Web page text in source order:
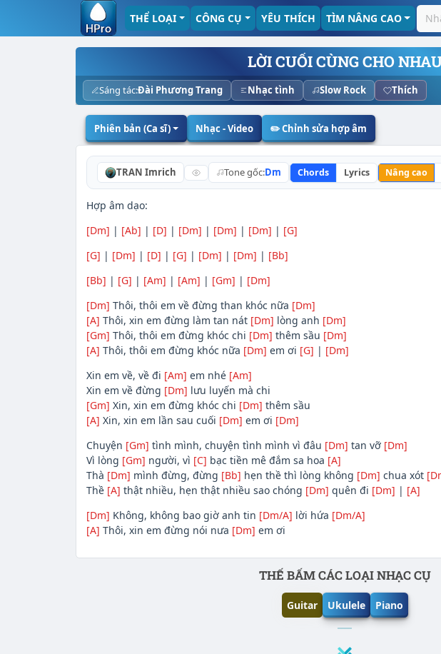
THỂ LOẠI CÔNG CỤ YÊU THÍCH TÌM NÂNG CAO
LỜI CUỐI CÙNG CHO
Sáng tác:Đài Phương Trang Nhạc tình Slow Rock Thích
Phiên bản (Ca sĩ) Nhạc - Video ✏️ Chỉnh sửa hợp âm
TRAN Imrich Tone gốc:Dm Chords Lyrics Nâng cao
Hợp âm dạo:
[Dm] | [Ab] | [D] | [Dm] | [Dm] | [Dm] | [G]
[G] | [Dm] | [D] | [G] | [Dm] | [Dm] | [Bb]
[Bb] | [G] | [Am] | [Am] | [Gm] | [Dm]
[Dm] Thôi, thôi em về đừng than khóc nữa [Dm]
[A] Thôi, xin em đừng làm tan nát [Dm] lòng anh [Dm]
[Gm] Thôi, thôi em đừng khóc chi [Dm] thêm sầu [Dm]
[A] Thôi, thôi em đừng khóc nữa [Dm] em ơi [G] | [Dm]
Xin em về, về đi [Am] em nhé [Am]
Xin em về đừng [Dm] lưu luyến mà chi
[Gm] Xin, xin em đừng khóc chi [Dm] thêm sầu
[A] Xin, xin em lần sau cuối [Dm] em ơi [Dm]
Chuyện [Gm] tình mình, chuyện tình mình vì đâu [Dm] tan vỡ [Dm]
Vì lòng [Gm] người, vì [C] bạc tiền mê đắm sa hoa [A]
Thà [Dm] mình đừng, đừng [Bb] hẹn thề thì lòng không [Dm] chua xót
Thề [A] thật nhiều, hẹn thật nhiều sao chóng [Dm] quên đi [Dm] | [A]
[Dm] Không, không bao giờ anh tin [Dm/A] lời hứa [Dm/A]
[A] Thôi, xin em đừng nói nưa [Dm] em ơi
THẾ BẤM CÁC LOẠI NHẠC CỤ
Guitar Ukulele Piano